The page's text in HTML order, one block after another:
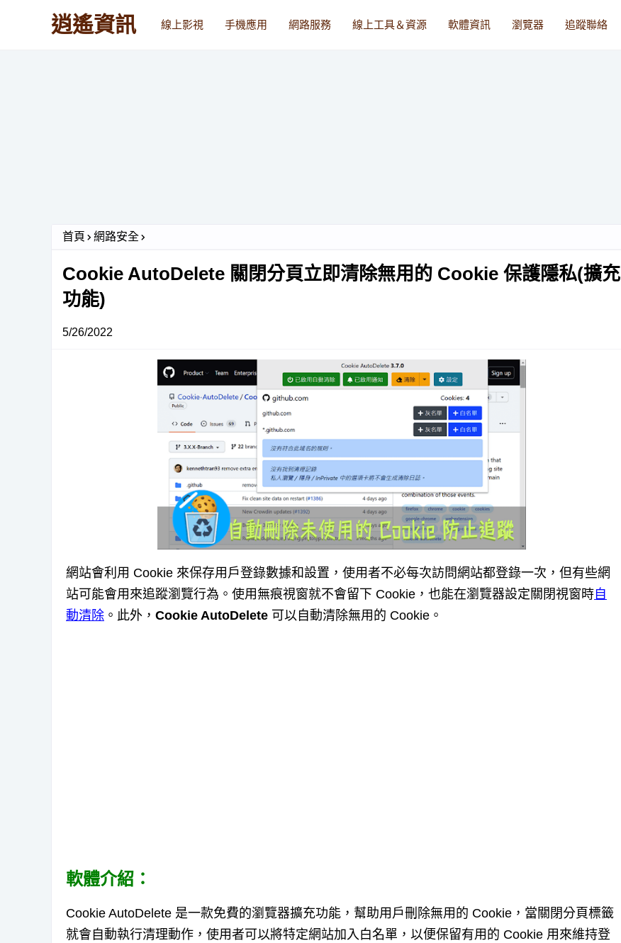
逍遙資訊 線上影視 手機應用 網路服務 線上工具＆資源 軟體資訊 瀏覽器 追蹤聯絡
首頁 網路安全
Cookie AutoDelete 關閉分頁立即清除無用的 Cookie 保護隱私(擴充
功能)
5/26/2022
網站會利用 Cookie 來保存用戶登錄數據和設置，使用者不必每次訪問網站都登錄一次，但有些網
站可能會用來追蹤瀏覽行為。使用無痕視窗就不會留下 Cookie，也能在瀏覽器設定關閉視窗時 自
動清除 。此外， Cookie AutoDelete 可以自動清除無用的 Cookie。
軟體介紹：
Cookie AutoDelete 是一款免費的瀏覽器擴充功能，幫助用戶刪除無用的 Cookie，當關閉分頁標籤
就會自動執行清理動作，使用者可以將特定網站加入白名單，以便保留有用的 Cookie 用來維持登